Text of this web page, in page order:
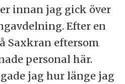
innan jag gick över
Efter en
Saxkran eftersom
personal här.
jag hur länge jag